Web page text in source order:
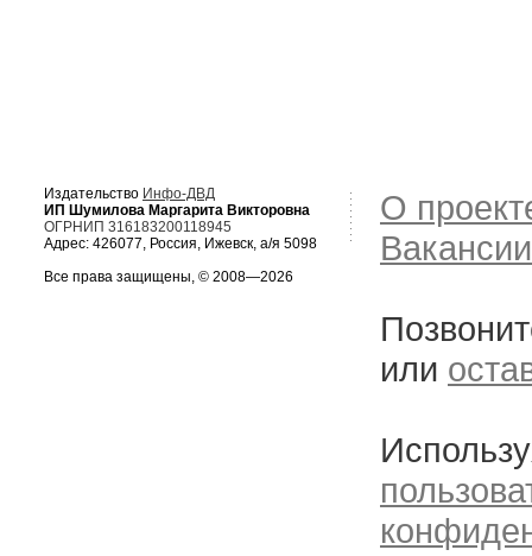
Издательство Инфо-ДВД
ИП Шумилова Маргарита Викторовна
ОГРНИП 316183200118945
Адрес: 426077, Россия, Ижевск, а/я 5098
Все права защищены, © 2008—2026
О
Вакансии
или